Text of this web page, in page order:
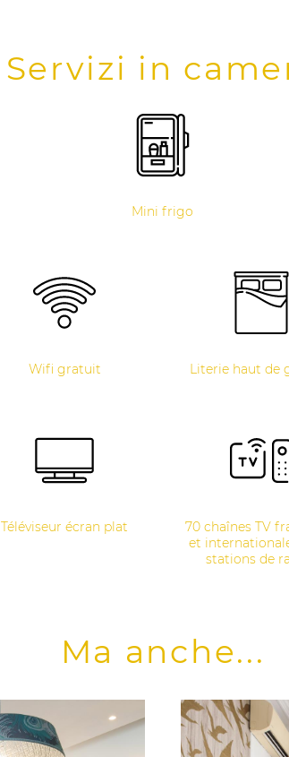
Servizi in
Mini frigo
Wifi gratuit Literie haut de
Téléviseur écran plat
70 chaînes TV
et
stations de
Ma anche...